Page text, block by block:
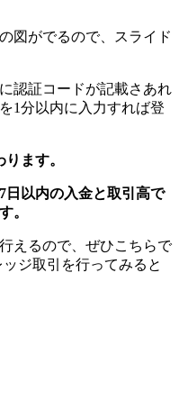
図がでるので、スライド
認証コードが記載さあれ
1分以内に入力すれば登
ます。
日以内の入金と取引高で
。
えるので、ぜひこちらで
ジ取引を行ってみると